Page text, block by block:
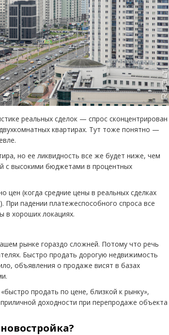
реальных сделок — спрос сконцентрирован
квартирах. Тут тоже понятно —
но ее ликвидность все же будет ниже, чем
с высокими бюджетами в процентных
цен (когда средние цены в реальных сделках
падении платежеспособного спроса все
в хороших локациях.
рынке гораздо сложней. Потому что речь
Быстро продать дорогую недвижимость
объявления о продаже висят в базах
«быстро продать по цене, близкой к рынку»,
доходности при перепродаже объекта